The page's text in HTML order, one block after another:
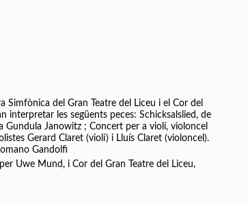
del Gran Teatre del Liceu i el Cor del
interpretar les següents peces: Schicksalslied, de
Gundula Janowitz ; Concert per a violí, violoncel
Gerard Claret (violí) i Lluís Claret (violoncel).
Gandolfi
Uwe Mund, i Cor del Gran Teatre del Liceu,